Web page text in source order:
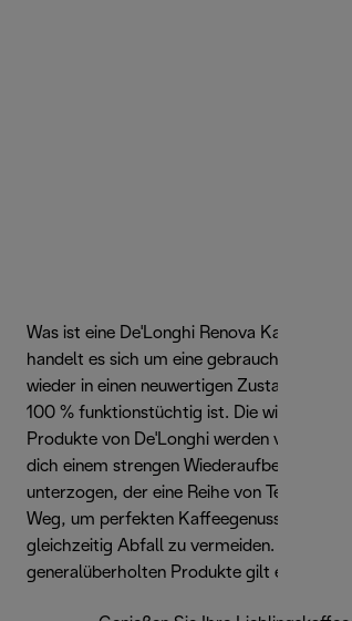
Was ist eine De'Longhi Renova
handelt es sich um eine gebrauchte
wieder in einen neuwertigen Zustand
100 % funktionstüchtig ist. Die
Produkte von De'Longhi werden vor der
dich einem strengen
unterzogen, der eine Reihe von Tests
Weg, um perfekten Kaffeegenuss zu
gleichzeitig Abfall zu vermeiden. Für jedes
generalüberholten Produkte gilt eine 2-